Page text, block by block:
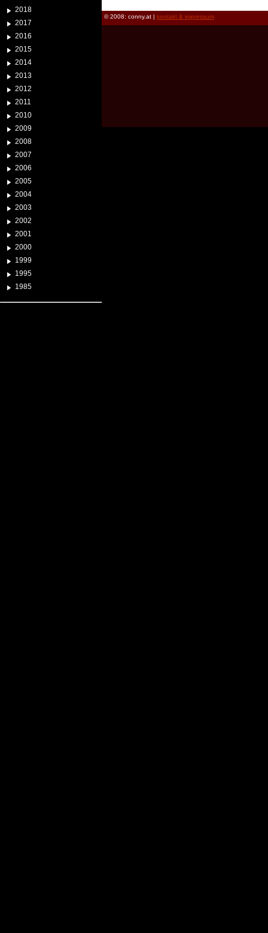
2018
2017
2016
2015
2014
2013
2012
2011
2010
2009
2008
2007
2006
2005
2004
2003
2002
2001
2000
1999
1995
1985
© 2008: conny.at | kontakt & impressum